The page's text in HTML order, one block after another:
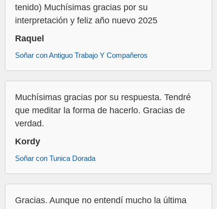
tenido) Muchísimas gracias por su
interpretación y feliz año nuevo 2025
Raquel
Soñar con Antiguo Trabajo Y Compañeros
Muchísimas gracias por su respuesta. Tendré
que meditar la forma de hacerlo. Gracias de
verdad.
Kordy
Soñar con Tunica Dorada
Gracias. Aunque no entendí mucho la última